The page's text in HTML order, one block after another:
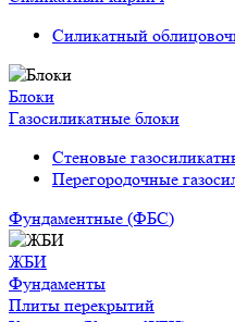
Силикатный
Блоки
Газосиликатные блоки
Стеновые
Перегородочные
Фундаментные (ФБС)
ЖБИ
Фундаменты
Плиты перекрытий